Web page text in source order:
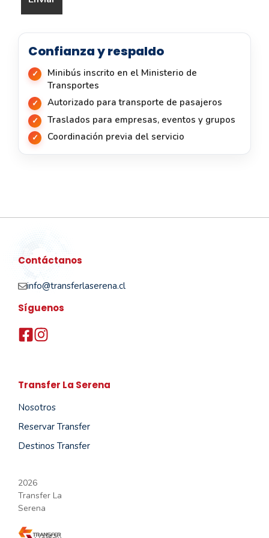
Confianza y respaldo
Minibús inscrito en el Ministerio de
Transportes
Autorizado para transporte de pasajeros
Traslados para empresas, eventos y grupos
Coordinación previa del servicio
Contáctanos
info@transferlaserena.cl
Síguenos
Transfer La Serena
Nosotros
Reservar Transfer
Destinos Transfer
2026
Transfer La
Serena